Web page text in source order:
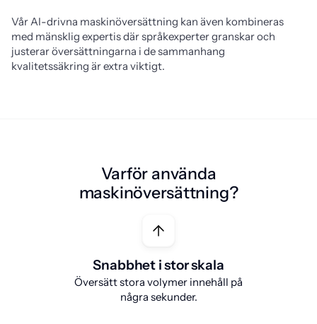
Vår AI-drivna maskinöversättning kan även kombineras
med mänsklig expertis där språkexperter granskar och
justerar översättningarna i de sammanhang
kvalitetssäkring är extra viktigt.
Varför använda
maskinöversättning?
Snabbhet i stor skala
Översätt stora volymer innehåll på
några sekunder.